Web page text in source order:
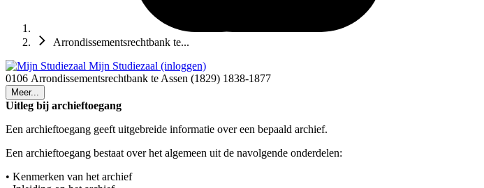
Arrondissementsrechtbank te...
Mijn Studiezaal (inloggen)
0106 Arrondissementsrechtbank te Assen (1829) 1838-1877
Meer...
Uitleg bij archieftoegang
Een archieftoegang geeft uitgebreide informatie over een bepaald archief.
Een archieftoegang bestaat over het algemeen uit de navolgende onderdelen:
• Kenmerken van het archief